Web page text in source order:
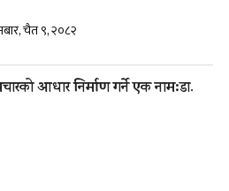
चैत ९, २०८२
आधार निर्माण गर्ने एक नाम:डा.